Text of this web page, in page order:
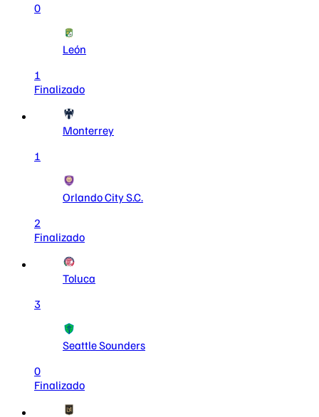
0
León
1
Finalizado
Monterrey
1
Orlando City S.C.
2
Finalizado
Toluca
3
Seattle Sounders
0
Finalizado